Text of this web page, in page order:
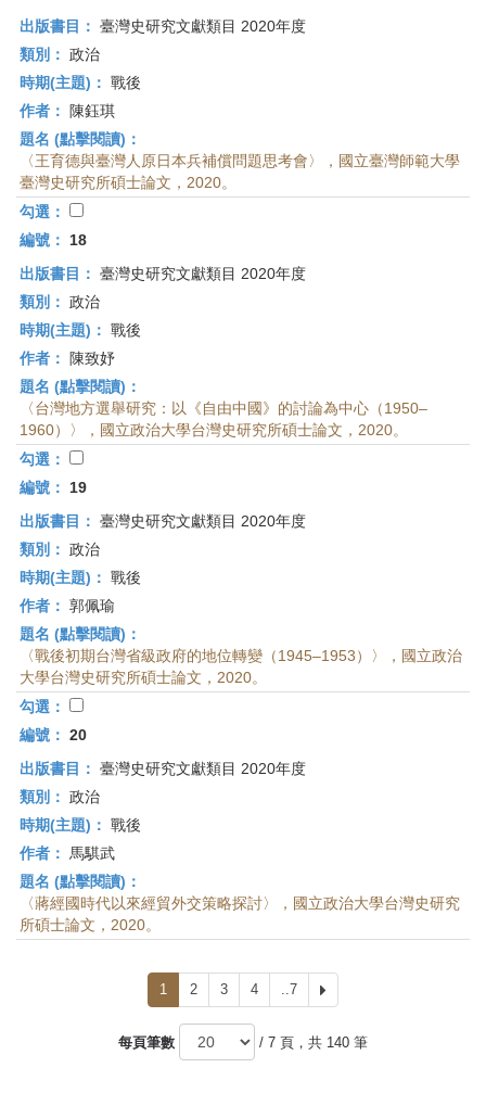
出版書目： 臺灣史研究文獻類目 2020年度
類別： 政治
時期(主題)： 戰後
作者：
陳鈺琪
題名 (點擊閱讀)：
〈王育德與臺灣人原日本兵補償問題思考會〉，國立臺灣師範大學
臺灣史研究所碩士論文，2020。
勾選：
編號：
18
出版書目： 臺灣史研究文獻類目 2020年度
類別： 政治
時期(主題)： 戰後
作者：
陳致妤
題名 (點擊閱讀)：
〈台灣地方選舉研究：以《自由中國》的討論為中心（1950–
1960）〉，國立政治大學台灣史研究所碩士論文，2020。
勾選：
編號：
19
出版書目： 臺灣史研究文獻類目 2020年度
類別： 政治
時期(主題)： 戰後
作者： 郭佩瑜
題名 (點擊閱讀)：
〈戰後初期台灣省級政府的地位轉變（1945–1953）〉，國立政治
大學台灣史研究所碩士論文，2020。
勾選：
編號： 20
出版書目： 臺灣史研究文獻類目 2020年度
類別： 政治
時期(主題)： 戰後
作者：
馬騏武
題名 (點擊閱讀)：
〈蔣經國時代以來經貿外交策略探討〉，國立政治大學台灣史研究
所碩士論文，2020。
1 2 3 4 ..7
一
每頁筆數
/ 7 頁，共 140 筆